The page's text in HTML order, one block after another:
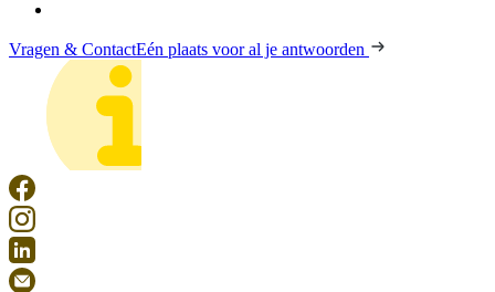
Vragen & ContactEén plaats voor al je antwoorden